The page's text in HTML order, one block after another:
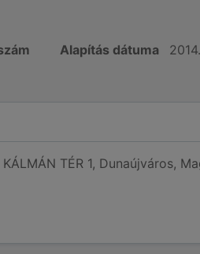
Alapítás dátuma
TÉR 1, Dunaújváros,